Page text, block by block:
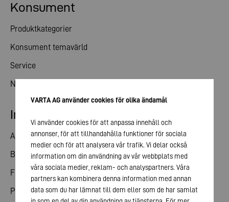
Konsument
Produktkategorier
Konsument temavärld
Service
Nyheter
Investerare kontakt
Andelar
Bolagsstämma
Finansiell kalender
Publiceringar
VARTA AG använder cookies för olika ändamål
Vi använder cookies för att anpassa innehåll och
annonser, för att tillhandahålla funktioner för sociala
medier och för att analysera vår trafik. Vi delar också
information om din användning av vår webbplats med
våra sociala medier, reklam- och analyspartners. Våra
partners kan kombinera denna information med annan
data som du har lämnat till dem eller som de har samlat